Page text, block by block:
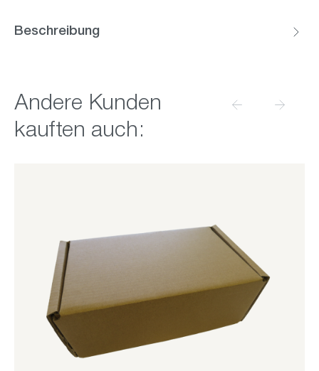
Beschreibung
Produktgalerie überspringen
Andere Kunden
kauften auch: